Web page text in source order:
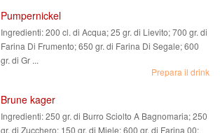
Pumpernickel
Ingredienti:200 cl. di Acqua; 25 gr. di Lievito; 700 gr. di
Farina Di Frumento; 650 gr. di Farina Di Segale; 600
gr. di Gr ...
Prepara il drink
Brune kager
Ingredienti:250 gr. di Burro Sciolto A Bagnomaria; 250
gr. di Zucchero; 150 gr. di Miele; 600 gr. di Farina 00;